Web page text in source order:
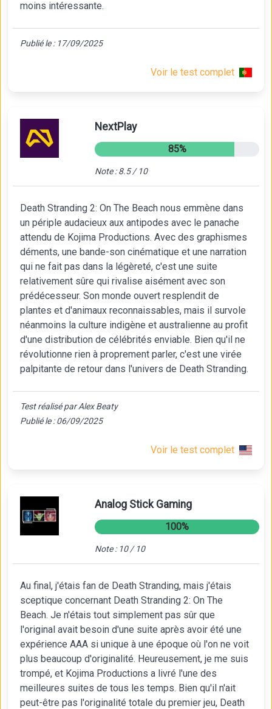
moins intéressante.
Publié le : 17/09/2025
Voir le test complet
NextPlay
85%
Note : 8.5 / 10
Death Stranding 2: On The Beach nous emmène dans
un périple audacieux aux antipodes avec le panache
attendu de Kojima Productions. Avec des graphismes
déments, une bande-son cinématique et une narration
qui ne fait pas dans la légèreté, c'est une suite
relativement sûre qui rivalise aisément avec son
prédécesseur. Son monde ouvert resplendit de
plantes et d'animaux reconnaissables, mais il survole
néanmoins la culture indigène et australienne au profit
d'une distribution de célébrités enviable. Bien qu'il ne
révolutionne rien à proprement parler, c'est une virée
palpitante de retour dans l'univers de Death Stranding.
Test réalisé par Alex Beaty
Publié le : 06/09/2025
Voir le test complet
Analog Stick Gaming
100%
Note : 10 / 10
Au final, j'étais fan de Death Stranding, mais j'étais
sceptique concernant Death Stranding 2: On The
Beach. Je n'étais tout simplement pas sûr que
l'original avait besoin d'une suite après avoir été une
expérience AAA si unique à une époque où l'on ne voit
plus beaucoup d'originalité. Heureusement, je me suis
trompé, et Kojima Productions a livré l'une des
meilleures suites de tous les temps. Bien qu'il n'ait
peut-être pas l'originalité totale du premier jeu, Death